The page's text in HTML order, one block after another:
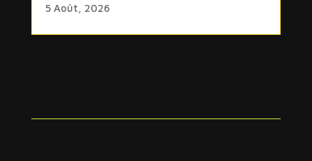
5 Août, 2026